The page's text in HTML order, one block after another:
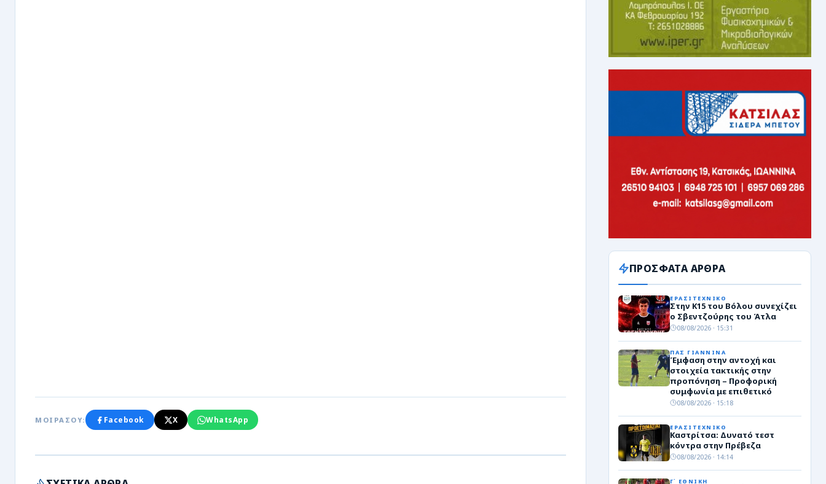
ΜΟΙΡΑΣΟΥ: Facebook X WhatsApp
ΠΡΟΣΦΑΤΑ ΑΡΘΡΑ
ΕΡΑΣΙΤΕΧΝΙΚΟ
Στην Κ15 του Βόλου συνεχίζει
ο Σβεντζούρης του Άτλα
08/08/2026 · 15:31
ΠΑΣ ΓΙΑΝΝΙΝΑ
Έμφαση στην αντοχή και
στοιχεία τακτικής στην
προπόνηση – Προφορική
συμφωνία με επιθετικό
08/08/2026 · 15:18
ΕΡΑΣΙΤΕΧΝΙΚΟ
Καστρίτσα: Δυνατό τεστ
κόντρα στην Πρέβεζα
08/08/2026 · 14:14
Γ΄ ΕΘΝΙΚΗ